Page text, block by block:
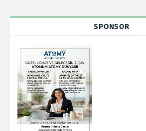
SPONSOR